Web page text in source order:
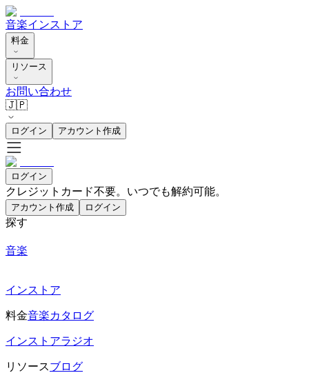
音楽インストア
料金
リソース
お問い合わせ
🇯🇵
ログイン アカウント作成
ログイン
クレジットカード不要。いつでも解約可能。
アカウント作成 ログイン
探す
音楽
インストア
料金音楽カタログ
インストアラジオ
リソースブログ